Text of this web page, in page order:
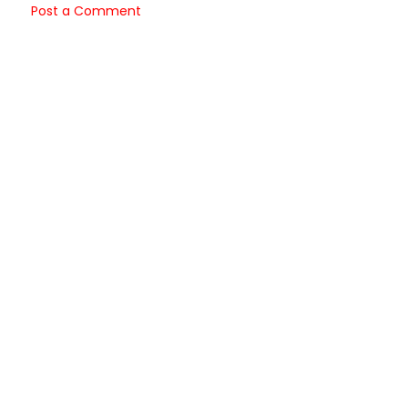
Post a Comment